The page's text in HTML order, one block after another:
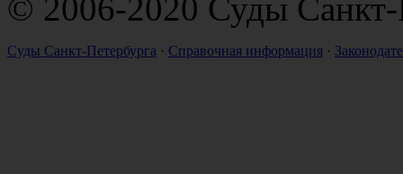
© 2006-2020 Суды Санкт-
Суды Санкт-Петербурга · Справочная информация ·